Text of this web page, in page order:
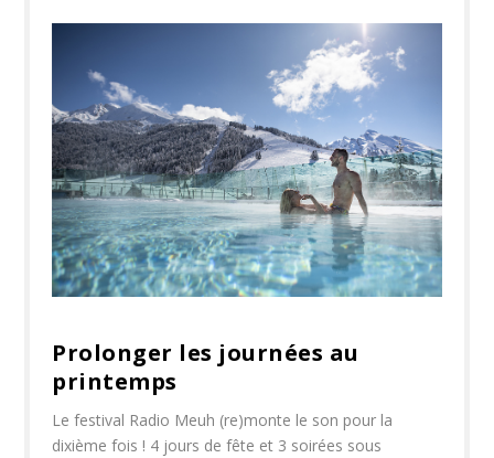
Prolonger les journées au
printemps
Le festival Radio Meuh (re)monte le son pour la
dixième fois ! 4 jours de fête et 3 soirées sous